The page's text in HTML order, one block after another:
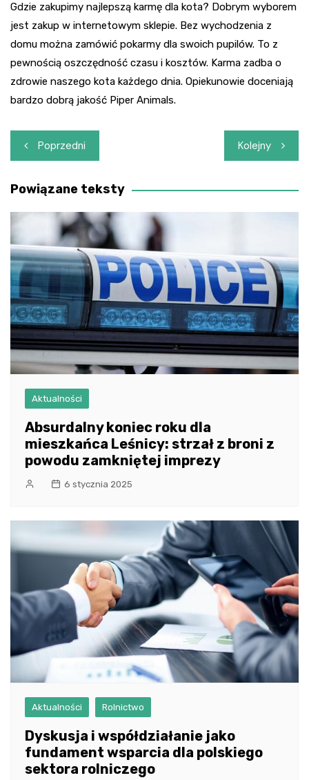
Gdzie zakupimy najlepszą karmę dla kota? Dobrym wyborem
jest zakup w internetowym sklepie. Bez wychodzenia z
domu można zamówić pokarmy dla swoich pupilów. To z
pewnością oszczędność czasu i kosztów. Karma zadba o
zdrowie naszego kota każdego dnia. Opiekunowie doceniają
bardzo dobrą jakość Piper Animals.
Nawigacja
wpisu
Poprzedni Kolejny
Powiązane teksty
Aktualności
Absurdalny koniec roku dla
mieszkańca Leśnicy: strzał z broni z
powodu zamkniętej imprezy
6 stycznia 2025
Aktualności Rolnictwo
Dyskusja i współdziałanie jako
fundament wsparcia dla polskiego
sektora rolniczego